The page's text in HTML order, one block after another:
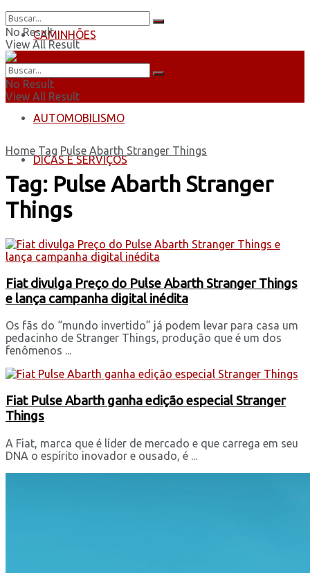
CAMINHÕES
ÔNIBUS
AUTOMOBILISMO
DICAS E SERVIÇOS
No Result
View All Result
No Result
View All Result
Home Tag Pulse Abarth Stranger Things
Tag: Pulse Abarth Stranger
Things
Fiat divulga Preço do Pulse Abarth Stranger Things
e lança campanha digital inédita
Os fãs do “mundo invertido” já podem levar para casa um
pedacinho de Stranger Things, produção que é um dos
fenômenos ...
Fiat Pulse Abarth ganha edição especial Stranger
Things
A Fiat, marca que é líder de mercado e que carrega em seu
DNA o espírito inovador e ousado, é ...